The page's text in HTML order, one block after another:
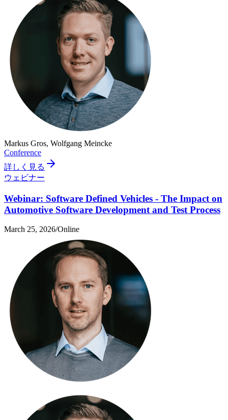
Markus Gros, Wolfgang Meincke
Conference
詳しく見る
ウェビナー
Webinar: Software Defined Vehicles - The Impact on
Automotive Software Development and Test Process
March 25, 2026/Online